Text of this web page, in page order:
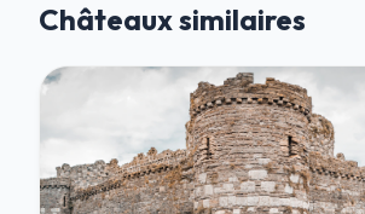
Châteaux similaires